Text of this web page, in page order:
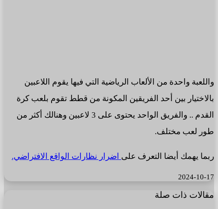
واللعبة واحدة من الألعاب الرياضية التي فيها يقوم اللاعبين
بالاختيار بين أحد الفريقين المكونة من قطط تقوم بلعب كرة
القدم .. والفريق الواحد يحتوى على 3 لاعبين وهنالك أكثر من
طور لعب مختلف.
ربما يهمك أيضا التعرف على اضرار نظارات الواقع الافتراضي.
2024-10-17
مقالات ذات صلة